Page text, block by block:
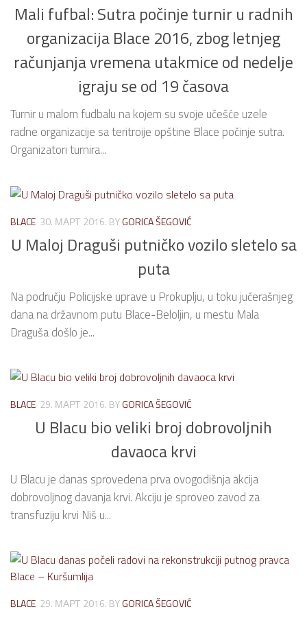
Mali fufbal: Sutra počinje turnir u radnih
organizacija Blace 2016, zbog letnjeg
računjanja vremena utakmice od nedelje
igraju se od 19 časova
Turnir u malom fudbalu na kojem su svoje učešće uzele
radne organizacije sa teritroije opštine Blace počinje sutra.
Organizatori turnira...
BLACE 30. МАРТ 2016. BYGORICA ŠEGOVIĆ
U Maloj Draguši putničko vozilo sletelo sa
puta
Na području Policijske uprave u Prokuplju, u toku jučerašnjeg
dana na državnom putu Blace-Beloljin, u mestu Mala
Draguša došlo je...
BLACE 29. МАРТ 2016. BYGORICA ŠEGOVIĆ
U Blacu bio veliki broj dobrovoljnih
davaoca krvi
U Blacu je danas sprovedena prva ovogodišnja akcija
dobrovoljnog davanja krvi. Akciju je sproveo zavod za
transfuziju krvi Niš u...
BLACE 29. МАРТ 2016. BYGORICA ŠEGOVIĆ